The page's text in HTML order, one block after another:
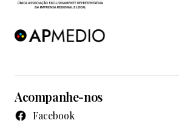
Acompanhe-nos
Facebook